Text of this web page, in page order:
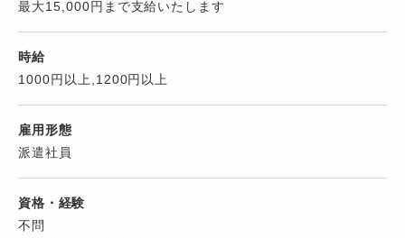
最大15,000円まで支給いたします
時給
1000円以上,1200円以上
雇用形態
派遣社員
資格・経験
不問